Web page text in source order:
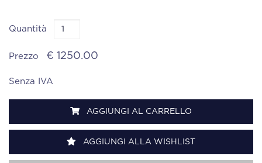
Quantità
Prezzo € 1250.00
Senza IVA
AGGIUNGI AL CARRELLO
AGGIUNGI ALLA WISHLIST